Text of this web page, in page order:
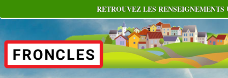
RETROUVEZ LES